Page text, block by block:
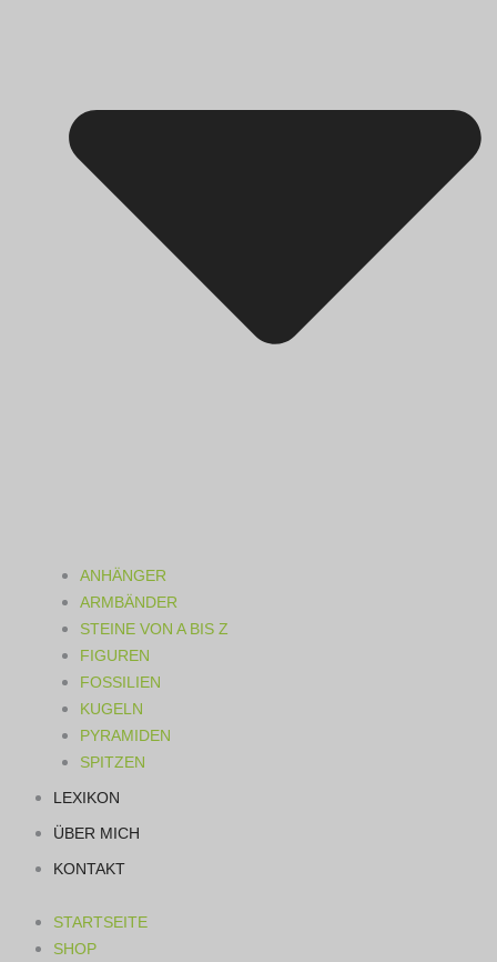
ANHÄNGER
ARMBÄNDER
STEINE VON A BIS Z
FIGUREN
FOSSILIEN
KUGELN
PYRAMIDEN
SPITZEN
LEXIKON
ÜBER MICH
KONTAKT
STARTSEITE
SHOP